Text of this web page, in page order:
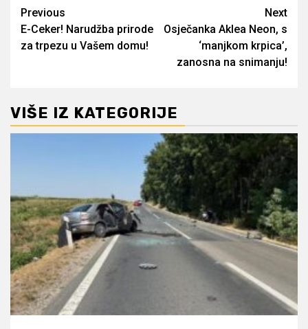
Post
navigation
Previous
E-Ceker! Narudžba prirode
za trpezu u Vašem domu!
Next
Osječanka Aklea Neon, s
‘manjkom krpica’,
zanosna na snimanju!
VIŠE IZ KATEGORIJE